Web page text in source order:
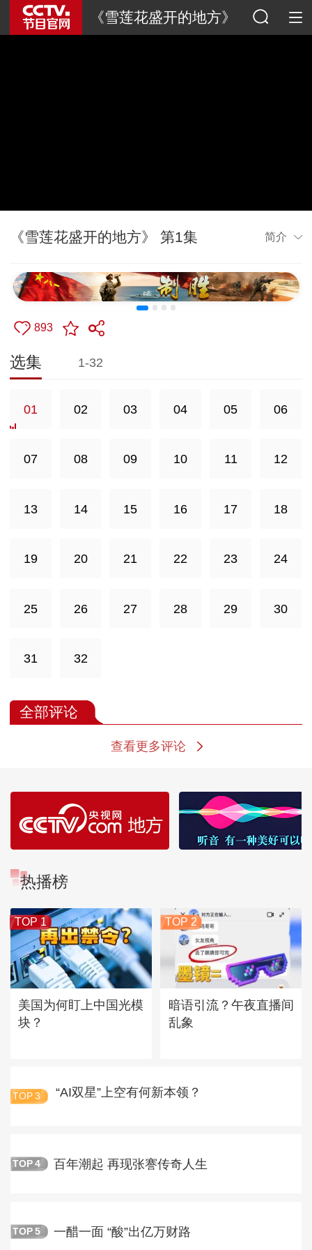
《雪莲花盛开的地方》
《雪莲花盛开的地方》 第1集 简介
893
选集 1-32
01 02 03 04 05 06
07 08 09 10 11 12
13 14 15 16 17 18
19 20 21 22 23 24
25 26 27 28 29 30
31 32
全部评论
查看更多评论
热播榜
TOP 1
美国为何盯上中国光模
块？
TOP 2
暗语引流？午夜直播间
乱象
TOP 3 “AI双星”上空有何新本领？
TOP 4 百年潮起 再现张謇传奇人生
TOP 5 一醋一面 “酸”出亿万财路